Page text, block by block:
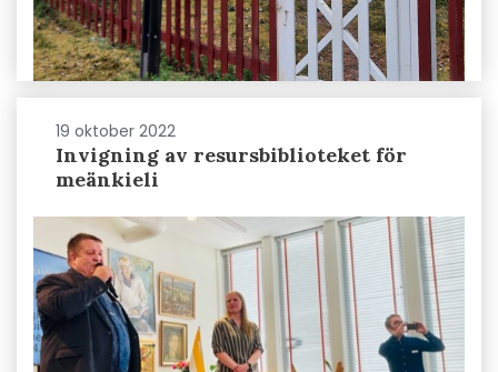
19 oktober 2022
Invigning av resursbiblioteket för
meänkieli